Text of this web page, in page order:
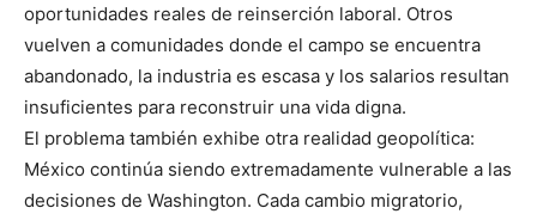
oportunidades reales de reinserción laboral. Otros
vuelven a comunidades donde el campo se encuentra
abandonado, la industria es escasa y los salarios resultan
insuficientes para reconstruir una vida digna.
El problema también exhibe otra realidad geopolítica:
México continúa siendo extremadamente vulnerable a las
decisiones de Washington. Cada cambio migratorio,